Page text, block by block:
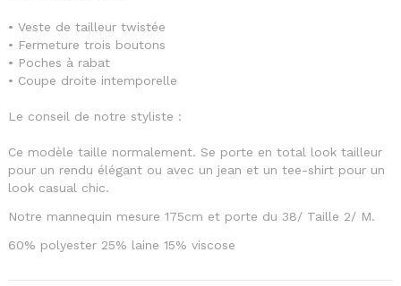
• Veste de tailleur twistée
• Fermeture trois boutons
• Poches à rabat
• Coupe droite intemporelle
Le conseil de notre styliste :
Ce modèle taille normalement. Se porte en total look tailleur
pour un rendu élégant ou avec un jean et un tee-shirt pour un
look casual chic.
Notre mannequin mesure 175cm et porte du 38/ Taille 2/ M.
60% polyester 25% laine 15% viscose